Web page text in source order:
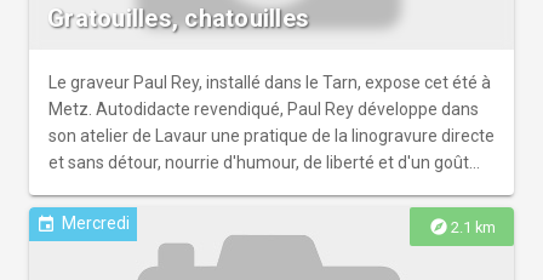
Gratouilles, chatouilles
Le graveur Paul Rey, installé dans le Tarn, expose cet été à
Metz. Autodidacte revendiqué, Paul Rey développe dans
son atelier de Lavaur une pratique de la linogravure directe
et sans détour, nourrie d'humour, de liberté et d'un goût
réunit des linogravures et des gravures sur tétrapak,
technique de récupération utilisant des emballages
alimentaires comme matrices d'impression. Animaux,
explore 2.1 km
event Mercredi